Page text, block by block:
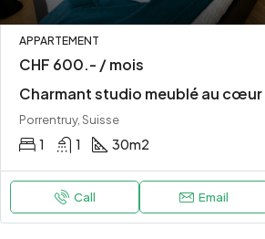
APPARTEMENT
CHF 600.- / mois
Porrentruy, Suisse
1 1 30m2
Call Email